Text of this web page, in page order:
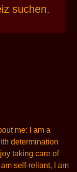
suchen.
me: I am a
determination
taking care of
self-reliant, I am